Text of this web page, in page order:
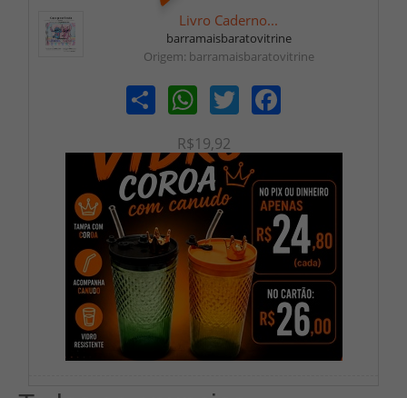
Livro Caderno...
barramaisbaratovitrine
Origem: barramaisbaratovitrine
Share WhatsAppTwitter Facebook
R$19,92